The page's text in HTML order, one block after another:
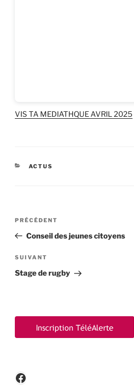
VIS TA MEDIATHQUE AVRIL 2025
CATÉGORIES
ACTUS
Navigation
l’article
Article
précédent
PRÉCÉDENT
Conseil des jeunes citoyens
Article
suivant
SUIVANT
Stage de rugby
Facebook